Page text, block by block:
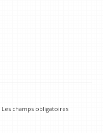
Les champs obligatoires